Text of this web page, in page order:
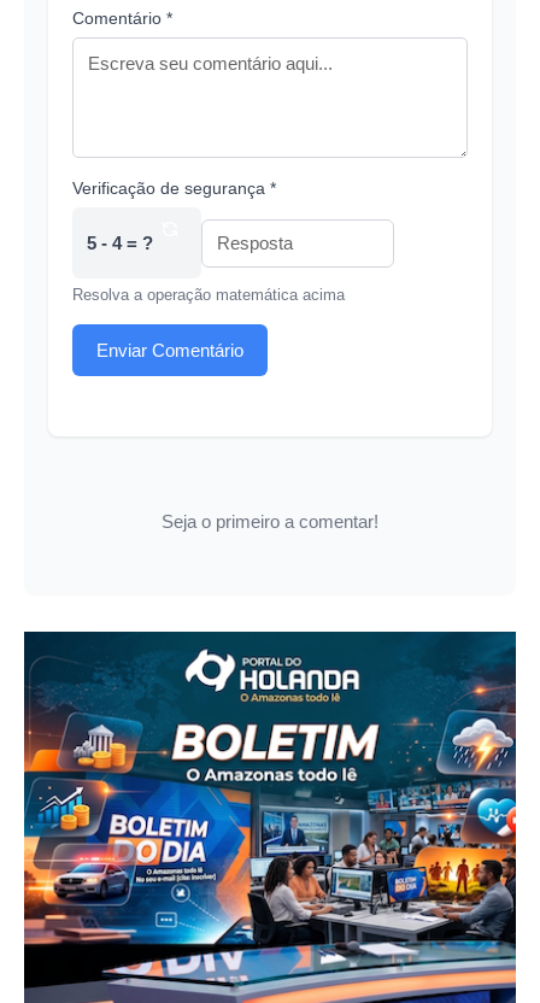
Comentário *
Verificação de segurança *
5 - 4 = ?
Resolva a operação matemática acima
Enviar Comentário
Seja o primeiro a comentar!